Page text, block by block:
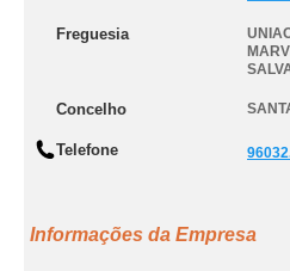
Freguesia
Concelho
Telefone
Informações da Empresa